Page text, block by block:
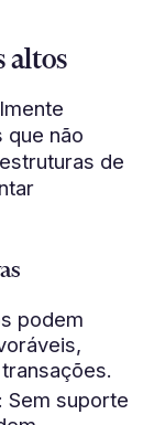
altos
que não
de
podem
: Sem suporte